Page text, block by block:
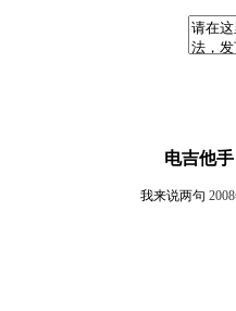
电吉他
我来说两句